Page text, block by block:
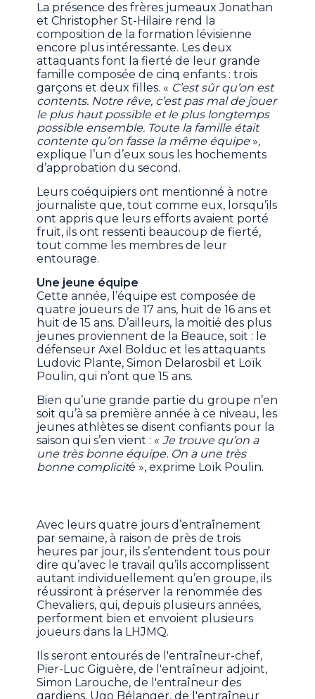
La présence des frères jumeaux Jonathan
et Christopher St-Hilaire rend la
composition de la formation lévisienne
encore plus intéressante. Les deux
attaquants font la fierté de leur grande
famille composée de cinq enfants : trois
garçons et deux filles. « C’est sûr qu’on est
contents. Notre rêve, c’est pas mal de jouer
le plus haut possible et le plus longtemps
possible ensemble. Toute la famille était
contente qu’on fasse la même équipe»,
explique l’un d’eux sous les hochements
d’approbation du second.
Leurs coéquipiers ont mentionné à notre
journaliste que, tout comme eux, lorsqu’ils
ont appris que leurs efforts avaient porté
fruit, ils ont ressenti beaucoup de fierté,
tout comme les membres de leur
entourage.
Une jeune équipe
Cette année, l’équipe est composée de
quatre joueurs de 17 ans, huit de 16 ans et
huit de 15 ans. D’ailleurs, la moitié des plus
jeunes proviennent de la Beauce, soit : le
défenseur Axel Bolduc et les attaquants
Ludovic Plante, Simon Delarosbil et Loïk
Poulin, qui n’ont que 15 ans.
Bien qu’une grande partie du groupe n’en
soit qu’à sa première année à ce niveau, les
jeunes athlètes se disent confiants pour la
saison qui s’en vient : «Je trouve qu’on a
une très bonne équipe. On a une très
bonne complicité », exprime Loïk Poulin.
Avec leurs quatre jours d’entraînement
par semaine, à raison de près de trois
heures par jour, ils s’entendent tous pour
dire qu’avec le travail qu’ils accomplissent
autant individuellement qu’en groupe, ils
réussiront à préserver la renommée des
Chevaliers, qui, depuis plusieurs années,
performent bien et envoient plusieurs
joueurs dans la LHJMQ.
Ils seront entourés de l'entraîneur-chef,
Pier-Luc Giguère, de l'entraîneur adjoint,
Simon Larouche, de l'entraîneur des
gardiens, Ugo Bélanger, de l'entraîneur